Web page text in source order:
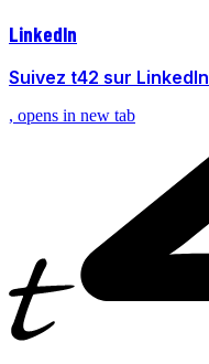
LinkedIn
Suivez t42 sur LinkedIn
, opens in new tab